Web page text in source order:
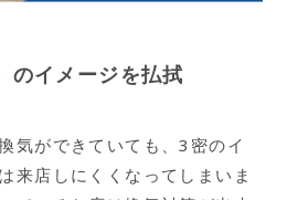
のイメージを払拭
気ができていても、3密のイ
来店しにくくなってしまいま